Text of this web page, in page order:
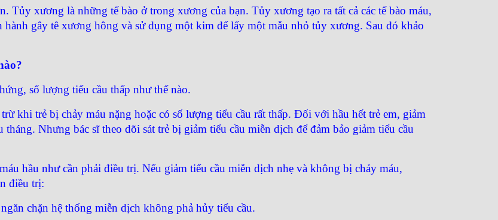
xương là những tế bào ở trong xương của bạn. Tủy xương tạo ra tất cả các tế bào máu,
gây tê xương hông và sử dụng một kim để lấy một mẫu nhỏ tủy xương. Sau đó khảo
số lượng tiểu cầu thấp như thế nào.
khi trẻ bị chảy máu nặng hoặc có số lượng tiểu cầu rất thấp. Đối với hầu hết trẻ em, giảm
Nhưng bác sĩ theo dõi sát trẻ bị giảm tiểu cầu miễn dịch để đảm bảo giảm tiểu cầu
hầu như cần phải điều trị. Nếu giảm tiểu cầu miễn dịch nhẹ và không bị chảy máu,
điều trị:
chặn hệ thống miễn dịch không phả hủy tiểu cầu.